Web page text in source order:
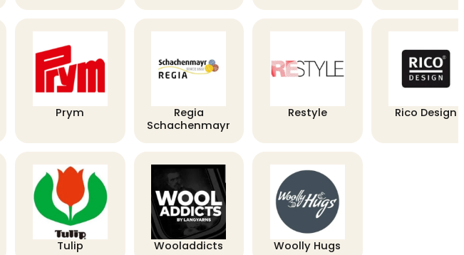
Prym
Regia
Schachenmayr
Restyle Rico Design
Tulip Wooladdicts Woolly Hugs